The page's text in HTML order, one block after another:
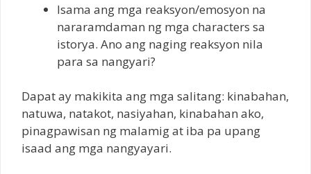
Isama ang mga reaksyon/emosyon na
nararamdaman ng mga characters sa
istorya. Ano ang naging reaksyon nila
para sa nangyari?
Dapat ay makikita ang mga salitang: kinabahan,
natuwa, natakot, nasiyahan, kinabahan ako,
pinagpawisan ng malamig at iba pa upang
isaad ang mga nangyayari.